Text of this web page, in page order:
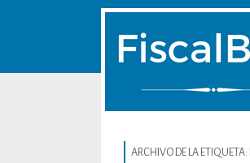
ARCHIVO DE LA ETIQUETA: